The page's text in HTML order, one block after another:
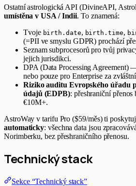
Ostatní astrologická API (DivineAPI,
umístěna v USA / Indii. To znamená:
Tvoje birth.date, birth.time,
(=PII ve smyslu GDPR) prochází
Seznam subprocesorů pro tvůj
jejich jurisdikci.
DPA (Data Processing Agreement)
nebo pouze pro Enterprise za
Riziko auditu Evropského úřadu
údajů (EDPB): přeshraniční
€10M+.
AstroWay v tarifu Pro ($59/měs) ti
automaticky: všechna data jsou
Norimberku, bez přeshraničního přenosu.
Technický stack
Sekce “Technický stack”